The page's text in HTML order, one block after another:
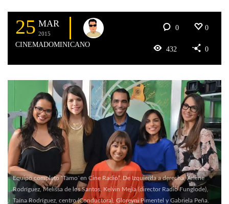
25 MAR
2015
CINEMADOMINICANO
0 0
432 0
Equipo completo “Tamo`en Cine Radio”. De Izquierda a derecha, Arlene
Rodríguez, Melissa de los Santos, Kelvin Mejía (director Radio Funglode),
Taína Rodríguez, centro (Conductora), Gloreyni Pimentel y Gabriela Peña.